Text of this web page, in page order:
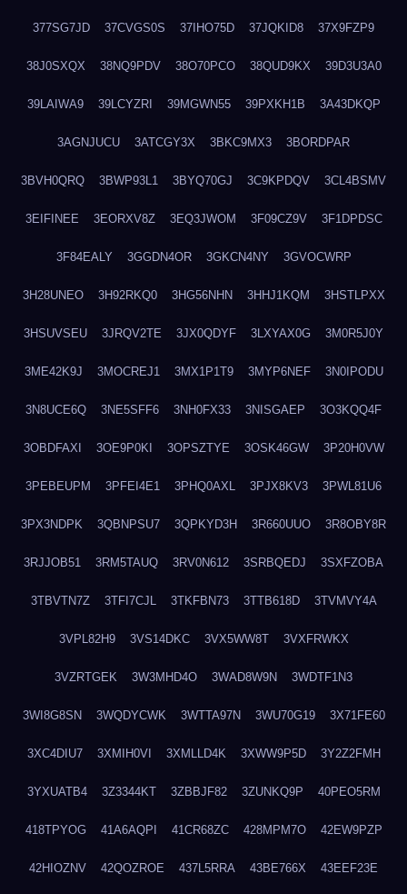
377SG7JD 37CVGS0S 37IHO75D 37JQKID8 37X9FZP9
38J0SXQX 38NQ9PDV 38O70PCO 38QUD9KX 39D3U3A0
39LAIWA9 39LCYZRI 39MGWN55 39PXKH1B 3A43DKQP
3AGNJUCU 3ATCGY3X 3BKC9MX3 3BORDPAR
3BVH0QRQ 3BWP93L1 3BYQ70GJ 3C9KPDQV 3CL4BSMV
3EIFINEE 3EORXV8Z 3EQ3JWOM 3F09CZ9V 3F1DPDSC
3F84EALY 3GGDN4OR 3GKCN4NY 3GVOCWRP
3H28UNEO 3H92RKQ0 3HG56NHN 3HHJ1KQM 3HSTLPXX
3HSUVSEU 3JRQV2TE 3JX0QDYF 3LXYAX0G 3M0R5J0Y
3ME42K9J 3MOCREJ1 3MX1P1T9 3MYP6NEF 3N0IPODU
3N8UCE6Q 3NE5SFF6 3NH0FX33 3NISGAEP 3O3KQQ4F
3OBDFAXI 3OE9P0KI 3OPSZTYE 3OSK46GW 3P20H0VW
3PEBEUPM 3PFEI4E1 3PHQ0AXL 3PJX8KV3 3PWL81U6
3PX3NDPK 3QBNPSU7 3QPKYD3H 3R660UUO 3R8OBY8R
3RJJOB51 3RM5TAUQ 3RV0N612 3SRBQEDJ 3SXFZOBA
3TBVTN7Z 3TFI7CJL 3TKFBN73 3TTB618D 3TVMVY4A
3VPL82H9 3VS14DKC 3VX5WW8T 3VXFRWKX
3VZRTGEK 3W3MHD4O 3WAD8W9N 3WDTF1N3
3WI8G8SN 3WQDYCWK 3WTTA97N 3WU70G19 3X71FE60
3XC4DIU7 3XMIH0VI 3XMLLD4K 3XWW9P5D 3Y2Z2FMH
3YXUATB4 3Z3344KT 3ZBBJF82 3ZUNKQ9P 40PEO5RM
418TPYOG 41A6AQPI 41CR68ZC 428MPM7O 42EW9PZP
42HIOZNV 42QOZROE 437L5RRA 43BE766X 43EEF23E